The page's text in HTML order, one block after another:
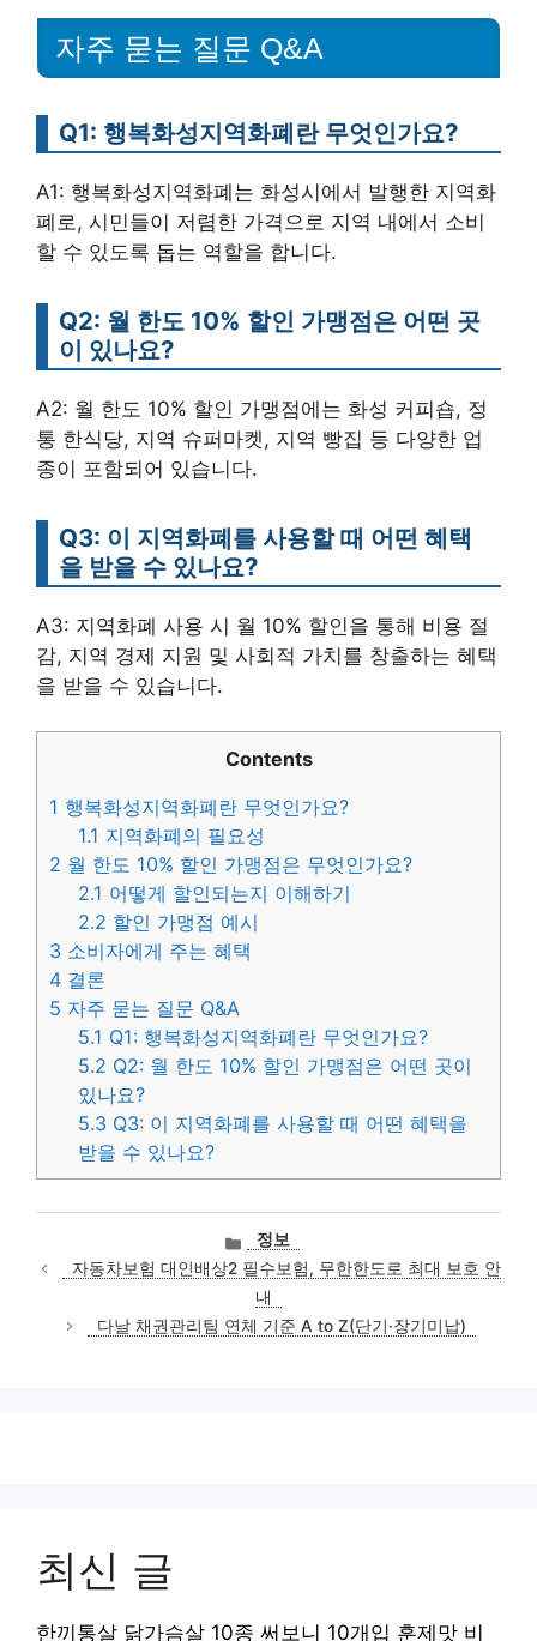
자주 묻는 질문 Q&A
Q1: 행복화성지역화폐란 무엇인가요?
A1: 행복화성지역화폐는 화성시에서 발행한 지역화
폐로, 시민들이 저렴한 가격으로 지역 내에서 소비
할 수 있도록 돕는 역할을 합니다.
Q2: 월 한도 10% 할인 가맹점은 어떤 곳
이 있나요?
A2: 월 한도 10% 할인 가맹점에는 화성 커피숍, 정
통 한식당, 지역 슈퍼마켓, 지역 빵집 등 다양한 업
종이 포함되어 있습니다.
Q3: 이 지역화폐를 사용할 때 어떤 혜택
을 받을 수 있나요?
A3: 지역화폐 사용 시 월 10% 할인을 통해 비용 절
감, 지역 경제 지원 및 사회적 가치를 창출하는 혜택
을 받을 수 있습니다.
Contents
1 행복화성지역화폐란 무엇인가요?
1.1 지역화폐의 필요성
2 월 한도 10% 할인 가맹점은 무엇인가요?
2.1 어떻게 할인되는지 이해하기
2.2 할인 가맹점 예시
3 소비자에게 주는 혜택
4 결론
5 자주 묻는 질문 Q&A
5.1 Q1: 행복화성지역화폐란 무엇인가요?
5.2 Q2: 월 한도 10% 할인 가맹점은 어떤 곳이
있나요?
5.3 Q3: 이 지역화폐를 사용할 때 어떤 혜택을
받을 수 있나요?
카
테
고
리
정보
자동차보험 대인배상2 필수보험, 무한한도로 최대 보호 안
내
다날 채권관리팀 연체 기준 A to Z(단기·장기미납)
최신 글
한끼통살 닭가슴살 10종 써보니 10개입 훈제맛 비